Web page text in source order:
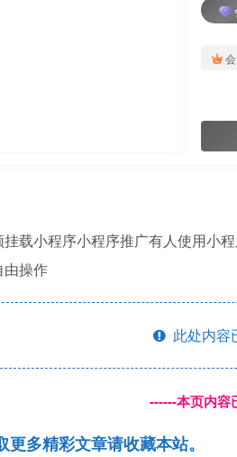
载小程序小程序推广有人使用小
由操作
此处内容
------本页内容
多精彩文章请收藏本站。